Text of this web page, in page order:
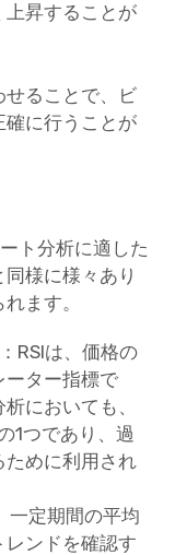
上昇することが
せることで、ビ
確に行うことが
ト分析に適した
様に様々あり
ます。
RSIは、価格の
ーター指標で
においても、
1つであり、過
ために利用され
一定期間の平均
ンドを確認す